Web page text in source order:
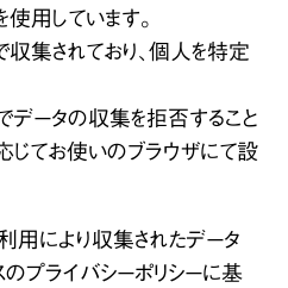
使用しています。
収集されており、個人を特定
データの収集を拒否すること
じてお使いのブラウザにて設
用により収集されたデータ
プライバシーポリシーに基